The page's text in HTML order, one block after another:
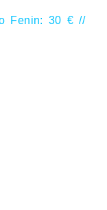
Fenin: 30 € //